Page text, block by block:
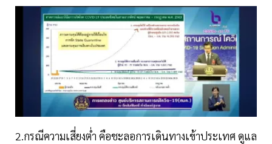
2.กรณีความเสี่ยงต่ำ คือชะลอการเดินทางเข้าประเทศ ดูแล